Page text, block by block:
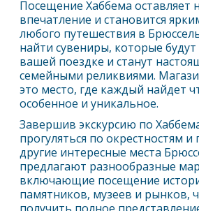
Посещение Хаббема оставляет
впечатление и становится
любого путешествия в
найти сувениры, которые
вашей поездке и станут
семейными реликвиями.
это место, где каждый найдет
особенное и уникальное.
Завершив экскурсию по
прогуляться по окрестностям и
другие интересные места
предлагают разнообразные
включающие посещение
памятников, музеев и рынков,